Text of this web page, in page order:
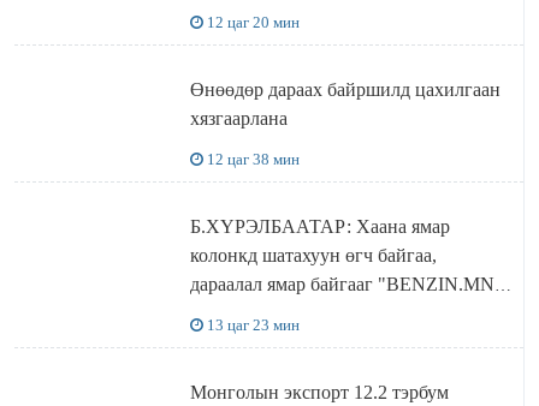
12 цаг 20 мин
Өнөөдөр дараах байршилд цахилгаан
хязгаарлана
12 цаг 38 мин
Б.ХҮРЭЛБААТАР: Хаана ямар
колонкд шатахуун өгч байгаа,
дараалал ямар байгааг "BENZIN.MN”
13 цаг 23 мин
Монголын экспорт 12.2 тэрбум